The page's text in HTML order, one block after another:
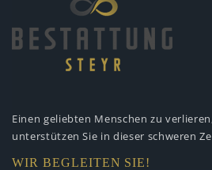
Einen geliebten Menschen zu
unterstützen Sie in dieser schweren
WIR BEGLEITEN SIE!